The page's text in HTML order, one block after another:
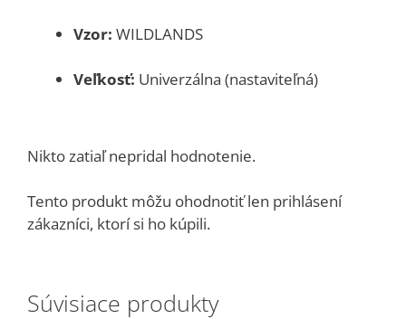
Vzor: WILDLANDS
Veľkosť: Univerzálna (nastaviteľná)
Nikto zatiaľ nepridal hodnotenie.
Tento produkt môžu ohodnotiť len prihlásení
zákazníci, ktorí si ho kúpili.
Súvisiace produkty